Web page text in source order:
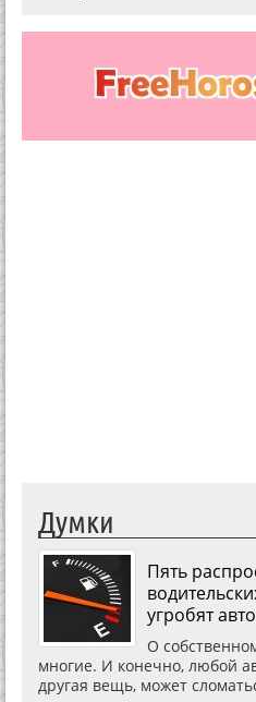
Думки
Пять
угробят
О
многие. И конечно, любой
другая вещь, может